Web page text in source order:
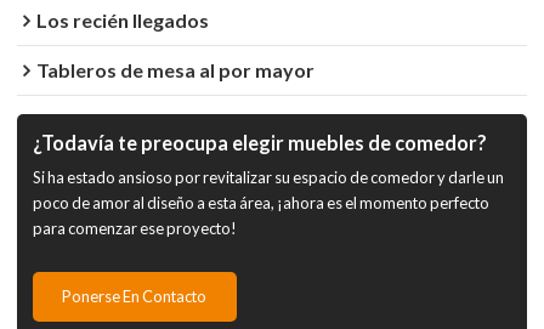
Los recién llegados
Tableros de mesa al por mayor
¿Todavía te preocupa elegir muebles de comedor?
Si ha estado ansioso por revitalizar su espacio de comedor y darle un
poco de amor al diseño a esta área, ¡ahora es el momento perfecto
para comenzar ese proyecto!
Ponerse En Contacto